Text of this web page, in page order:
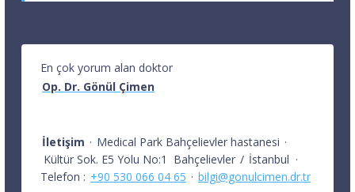
En çok yorum alan doktor
Op. Dr. Gönül Çimen
İletişim · Medical Park Bahçelievler hastanesi ·
Kültür Sok. E5 Yolu No:1
Bahçelievler / İstanbul ·
Telefon : +90 530 066 04 65 · bilgi@gonulcimen.dr.tr